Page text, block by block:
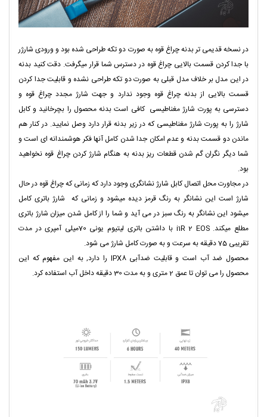
در نسخه قدیمی تر بدنه چراغ قوه به صورت دو تکه طراحی شده بود و ورودی شارژر
با جدا کردن قسمت بالایی چراغ قوه در دسترس شما قرار میگرفت. دقت کنید بدنه
در این مدل بر خلاف مدل قبلی به صورت دو تکه طراحی نشده و قابلیت جدا کردن
قسمت بالایی از بدنه چراغ قوه وجود ندارد و جهت شارژ مجدد چراغ قوه و
دسترسی به پورت شارژ مغناطیسی کافی است بدنه محصول را بچرخانید و کابل
شارژ را به پورت شارژ مغناطیسی که در زیر بدنه قرار دارد وصل نمایید. در کنار هم
ماندن دو قسمت بدنه و عدم امکان جدا شدن کامل آنها فکر هوشمندانه ای است و
شما دیگر نگران گم شدن قطعات ریز بدنه به هنگام شارژ کردن چراغ قوه نخواهید
بود.
در مجاورت محل اتصال کابل شارژ نشانگری وجود دارد که زمانی که چراغ قوه در حال
شارژ است این نشانگر به رنگ قرمز دیده میشود و زمانی که شارژ باتری کامل
میشود این نشانگر به رنگ سبز در می آید و شما را از کامل شدن میزان شارژ باتری
مطلع میکند. i1R 2 EOS با داشتن باتری لیتیوم یونی 70میلی آمپری در مدت
تقریبی 75 دقیقه به سرعت و به صورت‌ کامل شارژ می شود.
محصول ضد آب است و قابلیت ضدآبی IPX8 را دارد, به این مفهوم که این
محصول را می توان تا عمق 2 متری و به مدت 30 دقیقه داخل آب استفاده کرد.